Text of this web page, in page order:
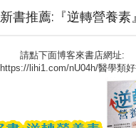
新書推薦:『逆轉營養素』
請點下面博客來書店網址:
https://lihi1.com/nU04h/醫學類